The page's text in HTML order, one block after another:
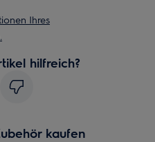
Ihres
hilfreich?
kaufen